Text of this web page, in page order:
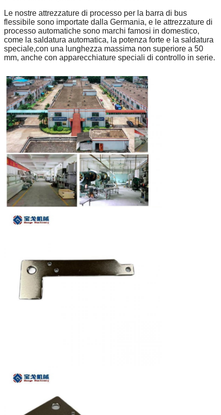
Le nostre attrezzature di processo per la barra di bus
flessibile sono importate dalla Germania, e le attrezzature di
processo automatiche sono marchi famosi in domestico,
come la saldatura automatica, la potenza forte e la saldatura
speciale,con una lunghezza massima non superiore a 50
mm, anche con apparecchiature speciali di controllo in serie.